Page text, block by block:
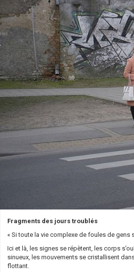
Fragments des jours troublés
« Si toute la vie complexe de foules de gens
Ici et là, les signes se répètent, les corps
sinueux, les mouvements se cristallisent
flottant.